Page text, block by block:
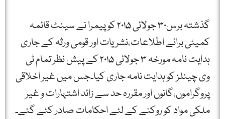
گذشتہ برس۳۰ جولائی ۲۰۱۵ کو پیمرا نے سینٹ قائمہ
کمیٹی برائے اطلاعات،نشریات اور قومی ورثہ کے جاری
ہدایت نامہ مورخہ ۳ جولائی ۲۰۱۵ کے پیش نظر تمام ٹی
وی چینلز کو ہدایت نامہ جاری کیا۔جس میں غیر اخلاقی
پروگراموں،گانوں اور مقررہ حد سے زائد اشتہارات و غیر
ملکی مواد کو روکنے کے لئے احکامات صادر کئے گئے۔